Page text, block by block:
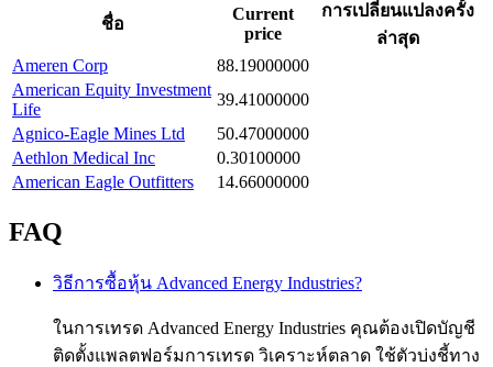
ชื่อ
Current
price
การเปลี่ยนแปลงครั้ง
ล่าสุด
Ameren Corp
88.19000000
American Equity Investment
Life
39.41000000
Agnico-Eagle Mines Ltd
50.47000000
Aethlon Medical Inc
0.30100000
American Eagle Outfitters
14.66000000
FAQ
วิธีการซื้อหุ้น Advanced Energy Industries?
ในการเทรด Advanced Energy Industries คุณต้องเปิดบัญชี
ติดตั้งแพลตฟอร์มการเทรด วิเคราะห์ตลาด ใช้ตัวบ่งชี้ทาง